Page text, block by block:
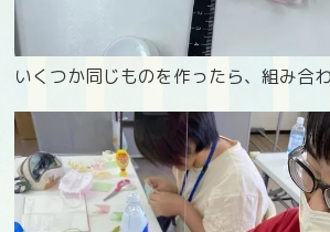
いくつか同じものを作ったら、組み合